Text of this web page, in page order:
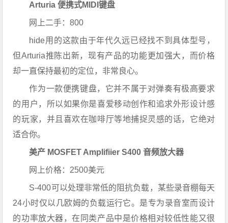
Arturia 便携式MIDI键盘
网上二手：800
hide用的这款由于年代久远已经找不到具体型号，
但Arturia推陈出新，现有产品的功能更加强大，而价格
却一直保持最初的定位，非常良心。
作为一款便携键盘， 它并不属于对弹奏有极高要求
的用户，所以如果你是喜爱移动创作和追求外形设计感
的玩家，并且喜欢在咖啡厅等地捕捉灵感的话，它绝对
适合你。
美产 MOSFET Amplifiier S400 音频放大器
网上价格：2500美元
S-400可以处理非常低的阻抗负载，某些录音棚每天
24小时仅以几欧姆的负载运行它。是专为录音室而设计
的功率放大器，在同类产品中是价格相对较低性能又很